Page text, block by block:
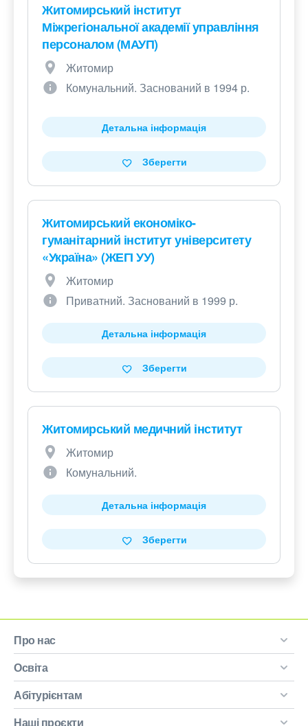
Житомирський інститут
Міжрегіональної академії управління
персоналом (МАУП)
Житомир
Комунальний. Заснований в 1994 р.
Детальна інформація
Зберегти
Житомирський економіко-
гуманітарний інститут університету
«Україна» (ЖЕГІ УУ)
Житомир
Приватний. Заснований в 1999 р.
Детальна інформація
Зберегти
Житомирський медичний інститут
Житомир
Комунальний.
Детальна інформація
Зберегти
Про нас
Освіта
Абітурієнтам
Наші проєкти